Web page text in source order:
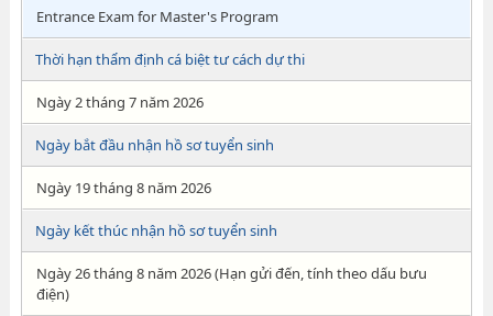
Entrance Exam for Master's Program
Thời hạn thẩm định cá biệt tư cách dự thi
Ngày 2 tháng 7 năm 2026
Ngày bắt đầu nhận hồ sơ tuyển sinh
Ngày 19 tháng 8 năm 2026
Ngày kết thúc nhận hồ sơ tuyển sinh
Ngày 26 tháng 8 năm 2026 (Hạn gửi đến, tính theo dấu bưu
điện)